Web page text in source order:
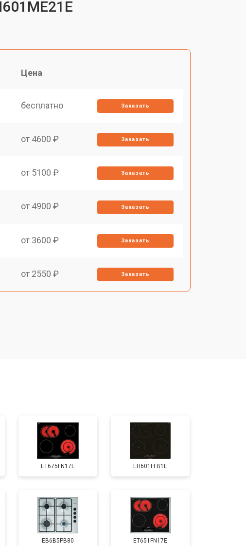
Цена
бесплатно Заказать
от 4600 ₽ Заказать
от 5100 ₽ Заказать
от 4900 ₽ Заказать
от 3600 ₽ Заказать
от 2550 ₽ Заказать
ET675FN17E EH601FFB1E
EB6B5PB80 ET651FN17E